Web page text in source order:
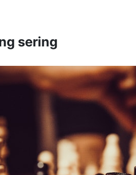
sering